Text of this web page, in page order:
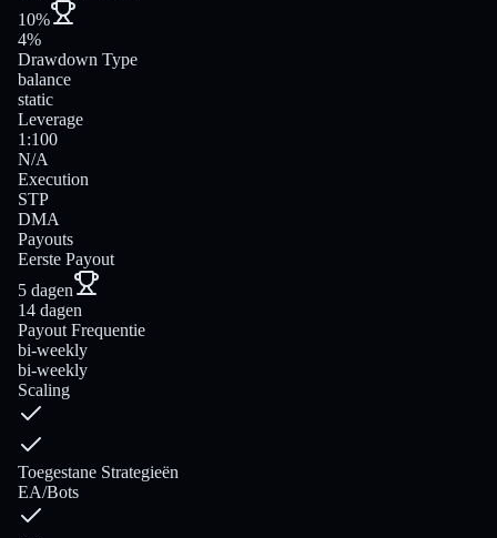
10%
4%
Drawdown Type
balance
static
Leverage
1:100
N/A
Execution
STP
DMA
Payouts
Eerste Payout
5 dagen
14 dagen
Payout Frequentie
bi-weekly
bi-weekly
Scaling
Toegestane Strategieën
EA/Bots